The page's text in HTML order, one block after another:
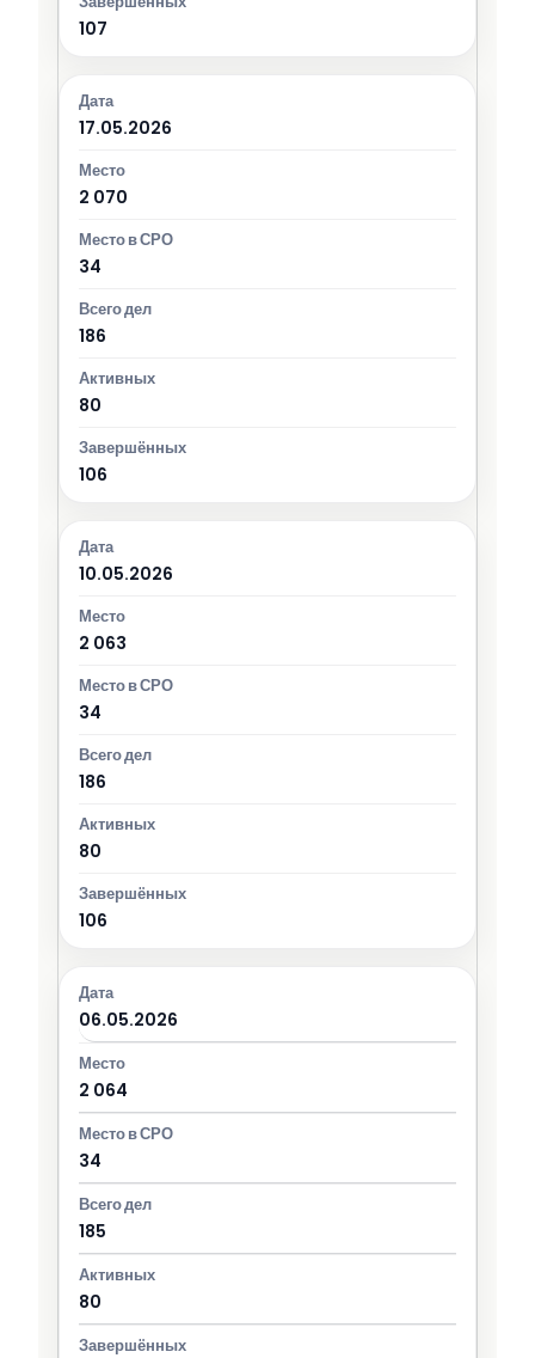
107
17.05.2026
2 070
34
186
80
106
10.05.2026
2 063
34
186
80
106
06.05.2026
2 064
34
185
80